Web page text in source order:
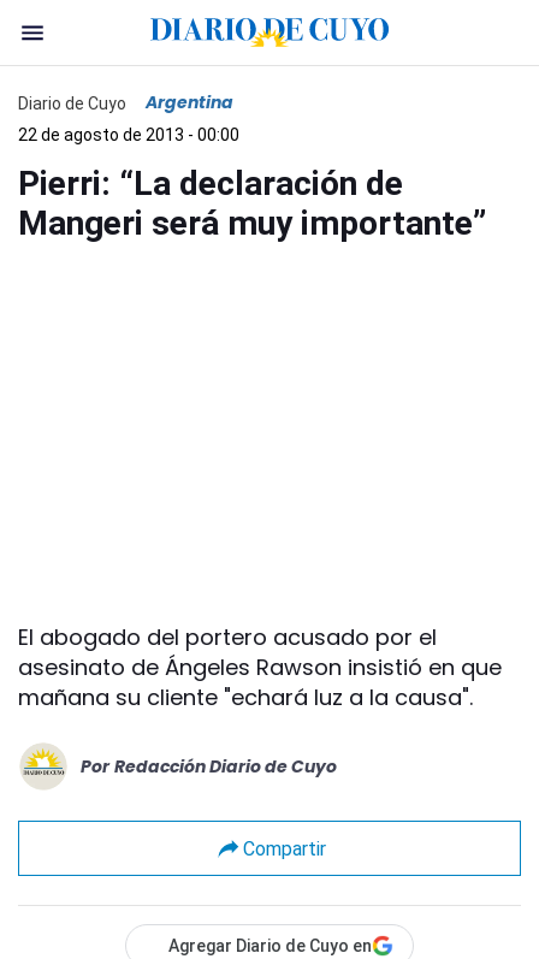
Diario de Cuyo Argentina
22 de agosto de 2013 - 00:00
Pierri: “La declaración de
Mangeri será muy importante”
El abogado del portero acusado por el
asesinato de Ángeles Rawson insistió en que
mañana su cliente "echará luz a la causa".
Por Redacción Diario de Cuyo
Compartir
Agregar Diario de Cuyo en